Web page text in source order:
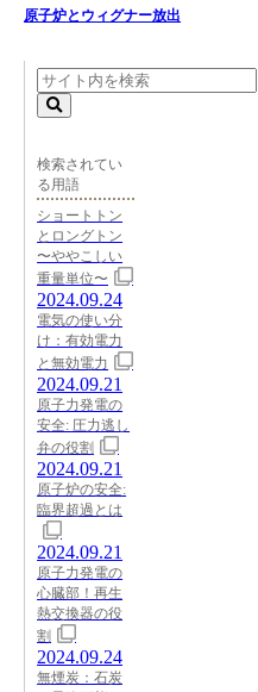
原子炉とウィグナー放出
検索されてい
る用語
ショートトン
とロングトン
〜ややこしい
重量単位〜
2024.09.24
電気の使い分
け：有効電力
と無効電力
2024.09.21
原子力発電の
安全: 圧力逃し
弁の役割
2024.09.21
原子炉の安全:
臨界超過とは
2024.09.21
原子力発電の
心臓部！再生
熱交換器の役
割
2024.09.24
無煙炭：石炭